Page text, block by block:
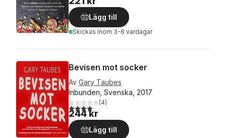
Lägg till
Skickas inom 3-6 vardagar
Bevisen mot socker
Av Gary Taubes
Inbunden, Svenska, 2017
4,0utav 5 stjärnor. Totalt antal röster:
(4)
244 kr
Lägg till